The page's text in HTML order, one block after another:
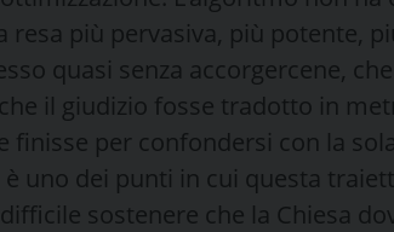
resa più pervasiva, più potente,
quasi senza accorgercene,
il giudizio fosse tradotto in
finisse per confondersi con la
è uno dei punti in cui questa
sostenere che la Chiesa